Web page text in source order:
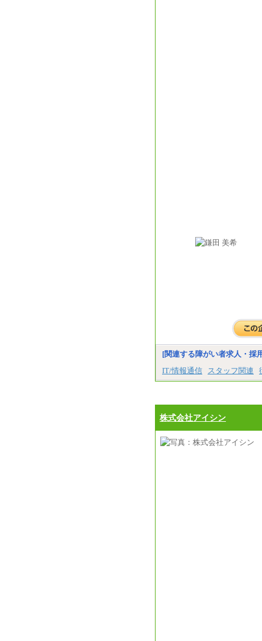
[関連する障がい者求人・採
IT/情報通信
スタッフ関連
株式会社アイシン